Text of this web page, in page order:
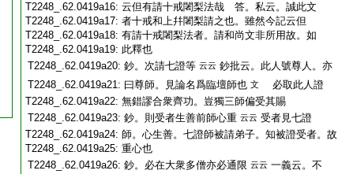
T2248_.62.0419a16: 云但有請十戒闍梨法哉 答。私云。誠此文
T2248_.62.0419a17: 者十戒和上幷闍梨請之也。雖然今記云但
T2248_.62.0419a18: 有請十戒闍梨法者。請和尚文非所用故。如
T2248_.62.0419a19: 此釋也
T2248_.62.0419a20: 鈔。次請七證等 云云 鈔批云。此人號尊人。亦
T2248_.62.0419a21: 曰尊師。見論名爲臨壇師也 文
必取此人證
T2248_.62.0419a22: 無錯謬合衆齊功。豈獨三師偏受其賜
T2248_.62.0419a23: 鈔。則受者生善前師心重 云云 受者見七證
T2248_.62.0419a24: 師。心生善。七證師被請弟子。知被證受者。故
T2248_.62.0419a25: 重心也
T2248_.62.0419a26: 鈔。必在大衆多僧亦必通限 云云 一義云。不